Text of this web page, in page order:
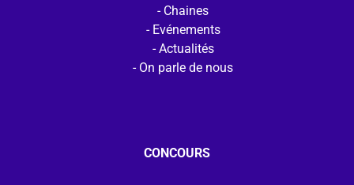
Chaines
Evénements
Actualités
On parle de nous
CONCOURS